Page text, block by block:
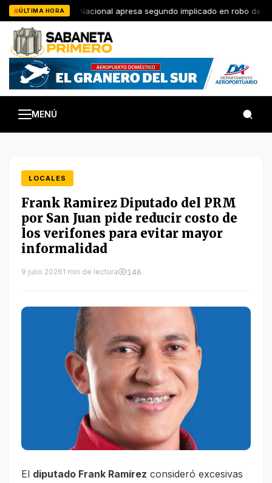
Saltar
al
contenido
ÚLTIMA HORAPolicía Nacional apresa segundo implicado en robo de
MENÚ
LOCALES
Frank Ramirez Diputado del PRM
por San Juan pide reducir costo de
los verifones para evitar mayor
informalidad
9 julio 20261 min de lectura 146
El diputado Frank Ramírez consideró excesivas